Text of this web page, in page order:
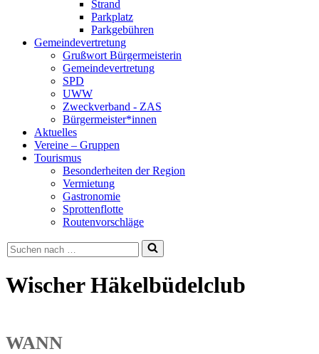
Strand
Parkplatz
Parkgebühren
Gemeindevertretung
Grußwort Bürgermeisterin
Gemeindevertretung
SPD
UWW
Zweckverband - ZAS
Bürgermeister*innen
Aktuelles
Vereine – Gruppen
Tourismus
Besonderheiten der Region
Vermietung
Gastronomie
Sprottenflotte
Routenvorschläge
Suchen
nach …
Wischer Häkelbüdelclub
WANN